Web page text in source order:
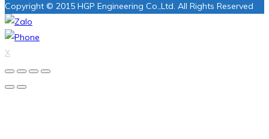
Copyright © 2015 HGP Engineering Co.,Ltd. All Rights Reserved
X